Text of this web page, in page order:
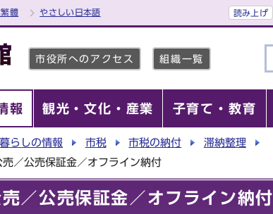
繁體 やさしい日本語 読み上げ
市役所へのアクセス 組織一覧
報 観光・文化・産業 子育て・教育
暮らしの情報 市税 市税の納付
滞納整理
／公売保証金／オフライン納付
／公売保証金／オフライン納付